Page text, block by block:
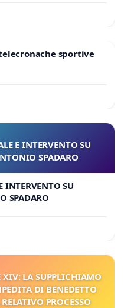
sportive
E INTERVENTO SU
SPADARO
INTERVENTO SU
SPADARO
XIV: LA SUPPLICHIAMO
DI BENEDETTO
PROCESSO